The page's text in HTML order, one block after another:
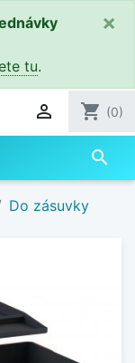
tu.
×
 shopping_cart (0)
search
Do zásuvky